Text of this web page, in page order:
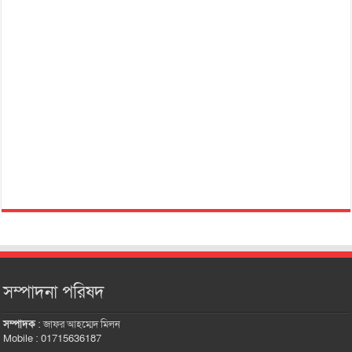
সম্পাদনা পরিষদ
সম্পাদক:জাফর আহম্মেদ মিলন
Mobile : 01715636187